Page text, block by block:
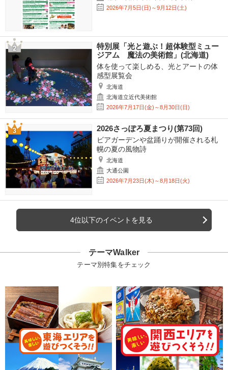
2026年7月5日(日)～9月12日(土)
特別展「光と遊ぶ！超体験型ミュー
ジアム 魔法の美術館」(北海道)
体を使って楽しめる、光とアートの体
感型展覧会
北海道
北海道立近代美術館
2026年7月17日(金)～8月30日(日)
2026さっぽろ夏まつり(第73回)
ビアガーデンや盆踊りが開催される札
幌の夏の風物詩
北海道
大通公園
2026年7月23日(木)～8月18日(火)
4位以下のイベントを見る
テーマWalker
テーマ別特集をチェック